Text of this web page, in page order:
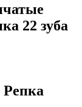
22 зуба
Репка